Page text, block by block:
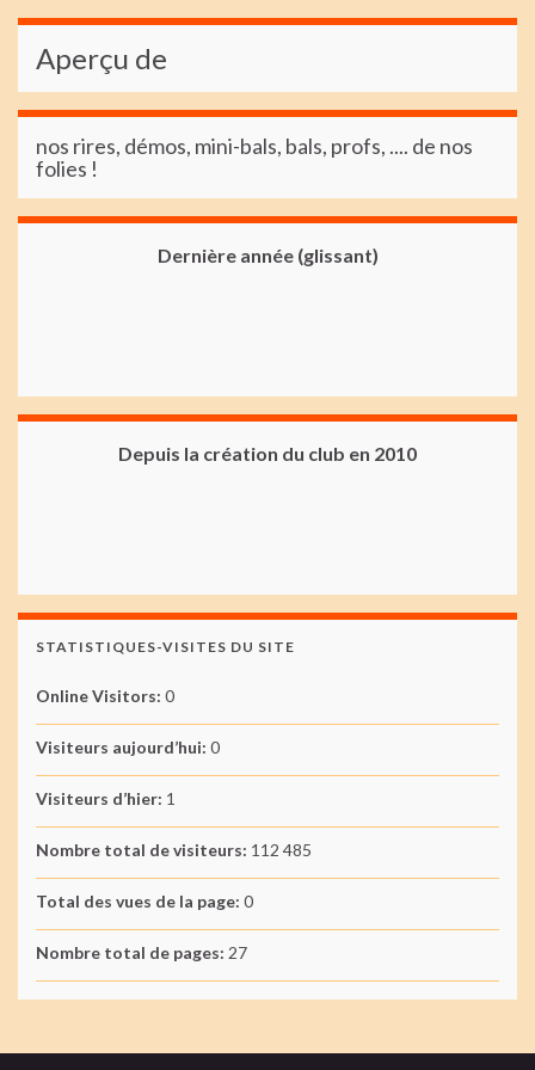
Aperçu de
nos rires, démos, mini-bals, bals, profs, .... de nos
folies !
Dernière année (glissant)
Depuis la création du club en 2010
STATISTIQUES-VISITES DU SITE
Online Visitors: 0
Visiteurs aujourd’hui: 0
Visiteurs d’hier: 1
Nombre total de visiteurs: 112 485
Total des vues de la page: 0
Nombre total de pages: 27